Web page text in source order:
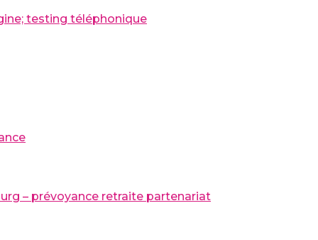
testing téléphonique
– prévoyance retraite partenariat